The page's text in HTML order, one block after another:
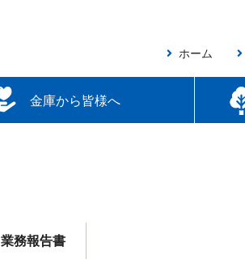
ホーム
金庫から皆様へ
業務報告書